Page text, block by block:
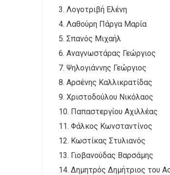
3. Λογοτριβή Ελένη
4. Λαθούρη Πάργα
5. Σπανός Μιχαήλ
6. Αναγνωστάρας
7. Ψηλογιάννης Γεώργιος
8. Αρσένης Καλλικρατίδας
9. Χριστοδούλου Νικόλαος
10. Παπαστεργίου Αχιλλέας
11. Φάλκος Κωνσταντίνος
12. Κωστίκας Στυλιανός
13. Γιοβανούδας Βαρσάμης
14. Δημητρός Δημήτριος του